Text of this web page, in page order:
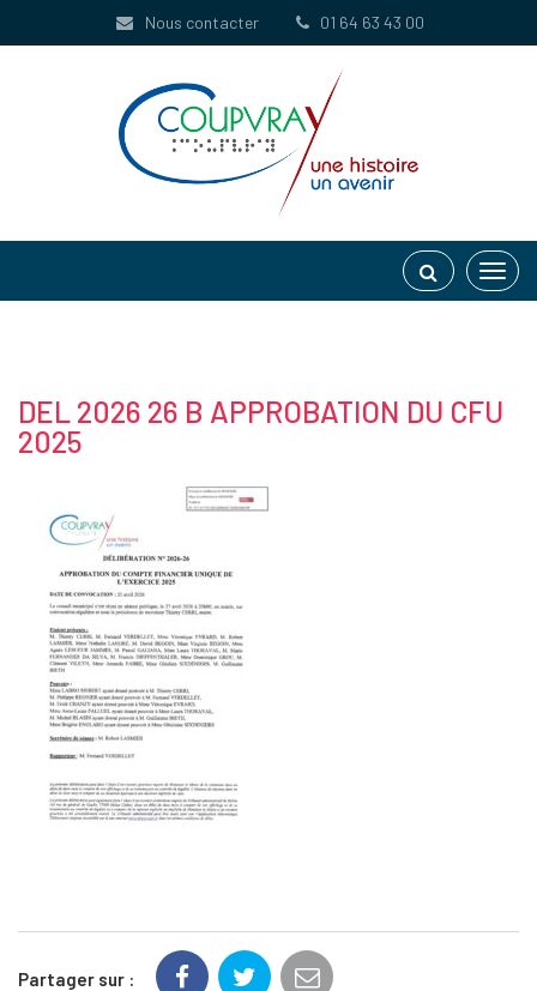
Nous contacter 01 64 63 43 00
DEL 2026 26 B APPROBATION DU CFU
2025
Partager sur :